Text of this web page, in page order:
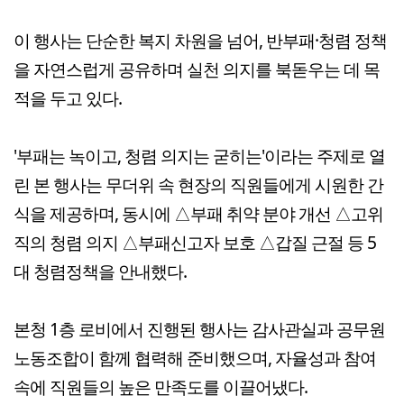
이 행사는 단순한 복지 차원을 넘어, 반부패·청렴 정책
을 자연스럽게 공유하며 실천 의지를 북돋우는 데 목
적을 두고 있다.
'부패는 녹이고, 청렴 의지는 굳히는'이라는 주제로 열
린 본 행사는 무더위 속 현장의 직원들에게 시원한 간
식을 제공하며, 동시에 △부패 취약 분야 개선 △고위
직의 청렴 의지 △부패신고자 보호 △갑질 근절 등 5
대 청렴정책을 안내했다.
본청 1층 로비에서 진행된 행사는 감사관실과 공무원
노동조합이 함께 협력해 준비했으며, 자율성과 참여
속에 직원들의 높은 만족도를 이끌어냈다.